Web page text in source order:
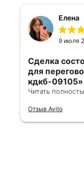
Елена
9 июля
Сделка
для
кдкб-09105»
ответы очень
Все
складах их
Читать
Отзыв Avito